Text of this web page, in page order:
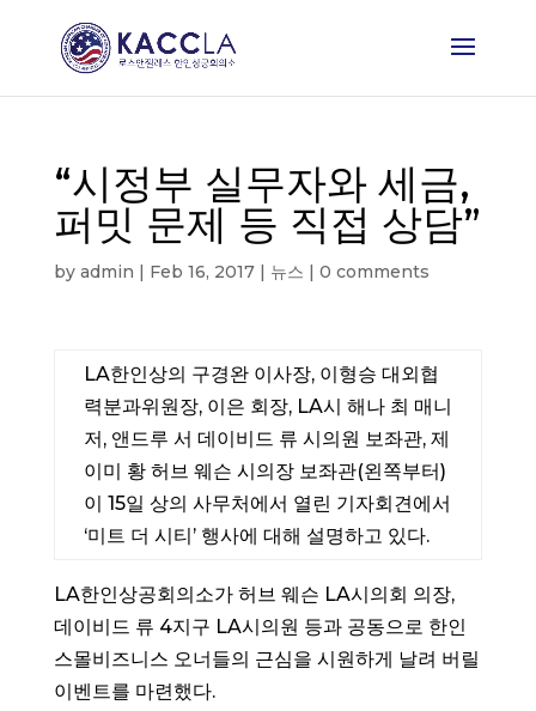
“시정부 실무자와 세금,
퍼밋 문제 등 직접 상담”
by admin | Feb 16, 2017| 뉴스 | 0 comments
LA한인상의 구경완 이사장, 이형승 대외협
력분과위원장, 이은 회장, LA시 해나 최 매니
저, 앤드루 서 데이비드 류 시의원 보좌관, 제
이미 황 허브 웨슨 시의장 보좌관(왼쪽부터)
이 15일 상의 사무처에서 열린 기자회견에서
‘미트 더 시티’ 행사에 대해 설명하고 있다.
LA한인상공회의소가 허브 웨슨 LA시의회 의장,
데이비드 류 4지구 LA시의원 등과 공동으로 한인
스몰비즈니스 오너들의 근심을 시원하게 날려 버릴
이벤트를 마련했다.